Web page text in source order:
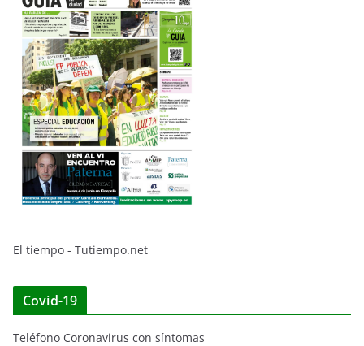
El tiempo - Tutiempo.net
Covid-19
Teléfono Coronavirus con síntomas